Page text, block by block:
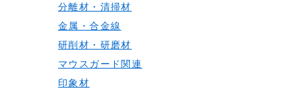
分離材・清掃材
金属・合金線
研削材・研磨材
マウスガード関連
印象材